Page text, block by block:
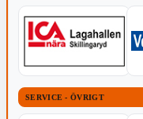
SERVICE - ÖVRIGT